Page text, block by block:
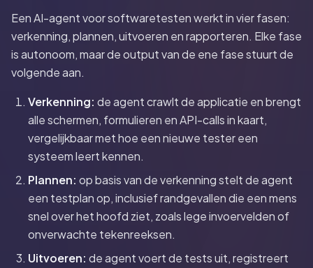
Een AI-agent voor softwaretesten werkt in vier fasen:
verkenning, plannen, uitvoeren en rapporteren. Elke fase
is autonoom, maar de output van de ene fase stuurt de
volgende aan.
Verkenning: de agent crawlt de applicatie en brengt
alle schermen, formulieren en API-calls in kaart,
vergelijkbaar met hoe een nieuwe tester een
systeem leert kennen.
Plannen: op basis van de verkenning stelt de agent
een testplan op, inclusief randgevallen die een mens
snel over het hoofd ziet, zoals lege invoervelden of
onverwachte tekenreeksen.
Uitvoeren: de agent voert de tests uit, registreert